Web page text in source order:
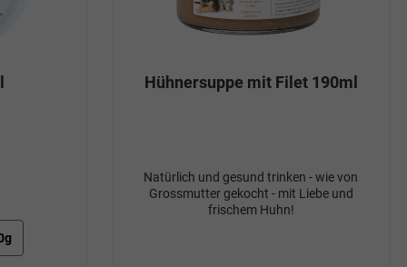
Hühnersuppe mit Filet 190ml
Natürlich und gesund trinken - wie von
Grossmutter gekocht - mit Liebe und
frischem Huhn!